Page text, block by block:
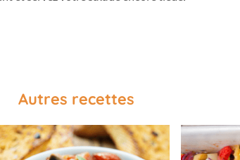
Autres recettes